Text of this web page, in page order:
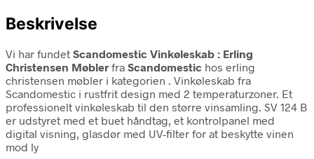
Beskrivelse
Vi har fundet Scandomestic Vinkøleskab : Erling
Christensen Møbler fra Scandomestic hos erling
christensen møbler i kategorien . Vinkøleskab fra
Scandomestic i rustfrit design med 2 temperaturzoner. Et
professionelt vinkøleskab til den større vinsamling. SV 124 B
er udstyret med et buet håndtag, et kontrolpanel med
digital visning, glasdør med UV-filter for at beskytte vinen
mod ly